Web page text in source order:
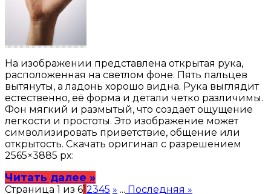
На изображении представлена открытая рука,
расположенная на светлом фоне. Пять пальцев
вытянуты, а ладонь хорошо видна. Рука выглядит
естественно, её форма и детали четко различимы.
Фон мягкий и размытый, что создает ощущение
легкости и простоты. Это изображение может
символизировать приветствие, общение или
открытость. Скачать оригинал с разрешением
2565×3885 px:
Читать далее »
Страница 1 из 612345 » ... Последняя »